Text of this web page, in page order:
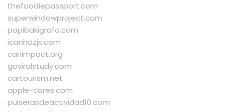
thefoodiepassport.com
superwindowproject.com
papibakigrafo.com
icanhazjs.com
canimpact.org
goviralstudy.com
cartourism.net
apple-cores.com
pulserasdeactividad10.com